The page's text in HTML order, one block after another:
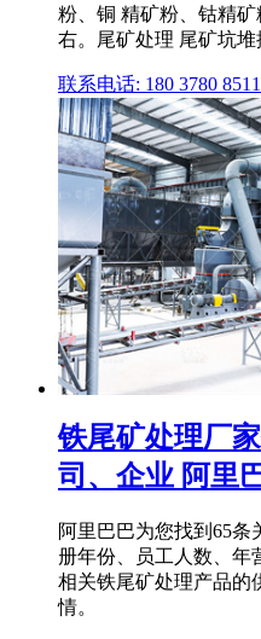
粉、铜 精矿粉、钴精
右。尾矿处理 尾矿坑堆
联系电话: 180 3780 8511
铁尾矿处理厂
司、企业 阿里
阿里巴巴为您找到65
册年份、员工人数、年
相关铁尾矿处理产品的
情。